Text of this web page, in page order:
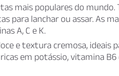
mais populares do
para lanchar ou assar. As
A, C e K.
e textura cremosa, ideais
em potássio, vitamina